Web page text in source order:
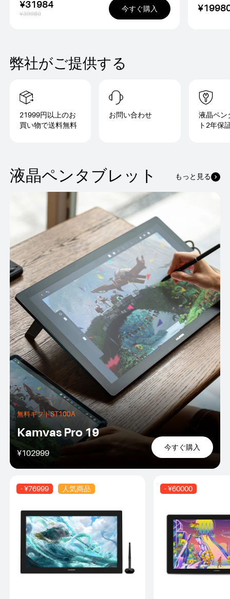
¥31984
¥39980
今すぐ購入
Canvas
弊社がご提供する
21999円以上のお
買い物で送料無料
お問い合わせ
液晶ペン
ト2年保
液晶ペンタブレット もっと見る
無料ギフトST100A
Kamvas Pro 19
¥102999
今すぐ購入
- ¥76999 人気商品 - ¥60000